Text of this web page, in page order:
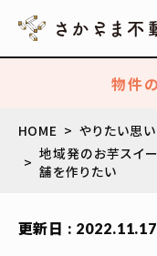
物件
HOME
やりたい思い
地域発のお芋スイ
舗を作りたい
更新日 : 2022.11.17